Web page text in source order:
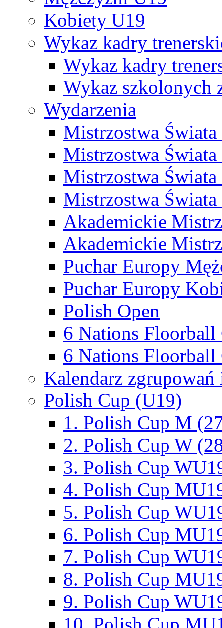
Kobiety U19
Wykaz kadry
Wykaz kadry
Wykaz szkolonych
Wydarzenia
Mistrzostwa
Mistrzostwa
Mistrzostwa
Mistrzostwa
Akademickie
Akademickie
Puchar Europy
Puchar Europy
Polish Open
6 Nations Floorball
6 Nations Floorball
Kalendarz
Polish Cup (U19)
1. Polish Cup M
2. Polish Cup W
3. Polish Cup
4. Polish Cup
5. Polish Cup
6. Polish Cup
7. Polish Cup
8. Polish Cup
9. Polish Cup
10. Polish Cup